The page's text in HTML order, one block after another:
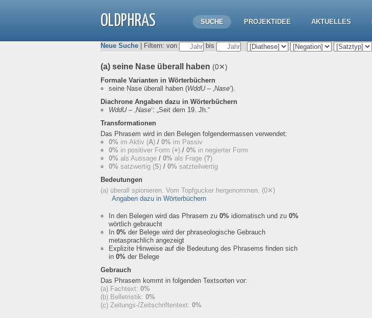
OLDPHRAS SUCHE PROJEKTIDEE AKTUELLES
Neue Suche | Filtern: von bis
(a) seine Nase überall haben (0✕)
Formale Varianten in Wörterbüchern
seine Nase überall haben (WddU– ‚Nase‘).
Diachrone Angaben dazu in Wörterbüchern
WddU– ‚Nase‘: „Seit dem 19. Jh.“
Transformationen
Das Phrasem wird in den Belegen folgendermassen verwendet:
0% im Aktiv (A) / 0% im Passiv
0% in positiver Form (+) / 0% in negierter Form
0% als Aussage / 0% als Frage (?)
0% satzwertig (S) / 0% satzteilwertig
Bedeutungen
(a) überall spionieren. Vom Topfgucker hergenommen. (0✕)
Angaben dazu in Wörterbüchern
In den Belegen wird das Phrasem zu 0% idiomatisch und zu 0%
wörtlich gebraucht
In 0% der Belege wird der phraseologische Gebrauch
metasprachlich angezeigt
Explizite Hinweise auf die Bedeutung des Phrasems finden sich
in 0% der Belege
Gebrauch
Das Phrasem kommt in folgenden Textsorten vor:
(a) Fachtext: 0%
(b) Belletristik: 0%
(c) Zeitungs-/Zeitschriftentext: 0%